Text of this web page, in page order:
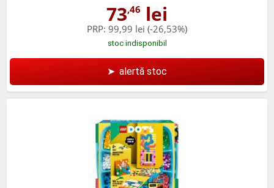
73,46 lei
PRP: 99,99 lei (-26,53%)
stoc indisponibil
➤ alertă stoc